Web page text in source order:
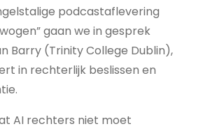
podcastaflevering
gaan we in gesprek
Barry (Trinity College Dublin),
in rechterlijk beslissen en
AI rechters niet moet